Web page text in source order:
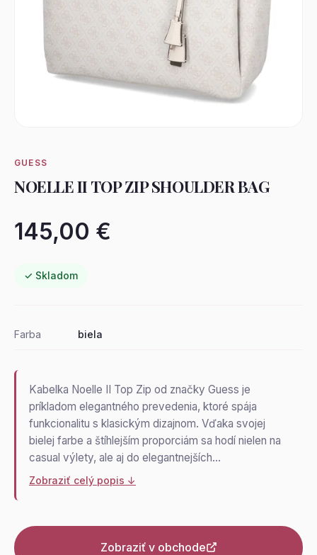
GUESS
NOELLE II TOP ZIP SHOULDER BAG
145,00 €
✓ Skladom
Farba biela
Kabelka Noelle II Top Zip od značky Guess je
príkladom elegantného prevedenia, ktoré spája
funkcionalitu s klasickým dizajnom. Vďaka svojej
bielej farbe a štíhlejším proporciám sa hodí nielen na
casual výlety, ale aj do elegantnejších…
Zobraziť celý popis ↓
Zobraziť v obchode